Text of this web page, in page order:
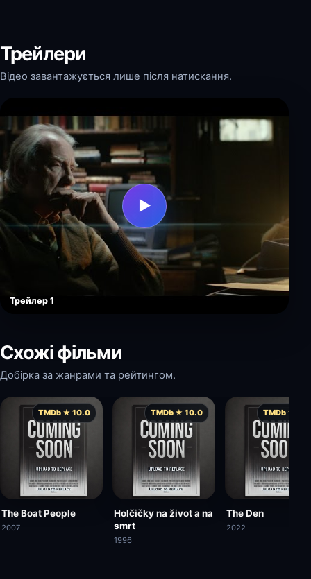
Трейлери
Відео завантажується лише після натискання.
▶
Трейлер 1
Схожі фільми
Добірка за жанрами та рейтингом.
TMDb ★ 10.0
The Boat People
2007
TMDb ★ 10.0
Holčičky na život a na
smrt
1996
TMDb ★
The Den
2022